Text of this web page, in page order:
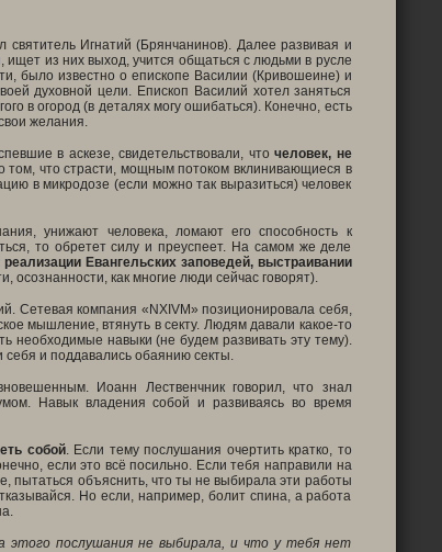
Игнатий (Брянчанинов). Далее развивая и
из них выход, учится общаться с людьми в русле
было известно о епископе Василии (Кривошеине) и
духовной цели. Епископ Василий хотел заняться
в огород (в деталях могу ошибаться). Конечно, есть
желания.
в аскезе, свидетельствовали, чточеловек, не
том, что страсти, мощным потоком вклинивающиеся в
в микродозе (если можно так выразиться) человек
унижают человека, ломают его способность к
то обретет силу и преуспеет. На самом же деле
Евангельских заповедей, выстраивании
осознанности, как многие люди сейчас говорят).
Сетевая компания « NXIVM» позиционировала себя,
мышление, втянуть в секту. Людям давали какое-то
необходимые навыки (не будем развивать эту тему).
себя и поддавались обаянию секты.
Иоанн Лественчник говорил, что знал
Навык владения собой и развиваясь во время
собой. Если тему послушания очертить кратко, то
если это всё посильно. Если тебя направили на
пытаться объяснить, что ты не выбирала эти работы
Но если, например, болит спина, а работа
послушания не выбирала, и что у тебя нет